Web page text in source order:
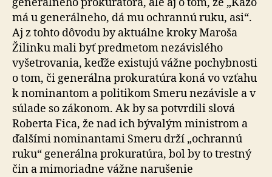
má u generálneho, dá mu ochrannú ruku, asi“.
Aj z tohto dôvodu by aktuálne kroky Maroša
Žilinku mali byť predmetom nezávislého
vyšetrovania, keďže existujú vážne pochybnosti
o tom, či generálna prokuratúra koná vo vzťahu
k nominantom a politikom Smeru nezávisle a v
súlade so zákonom. Ak by sa potvrdili slová
Roberta Fica, že nad ich bývalým ministrom a
ďalšími nominantami Smeru drží „ochrannú
ruku“ generálna prokuratúra, bol by to trestný
čin a mimoriadne vážne narušenie